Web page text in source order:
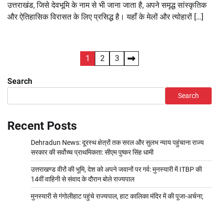
उत्तराखंड, जिसे देवभूमि के नाम से भी जाना जाता है, अपने समृद्ध सांस्कृतिक
और ऐतिहासिक विरासत के लिए प्रसिद्ध है। यहाँ के मेलों और त्योहारों […]
pagination
1 2 3
Search
Search
Recent Posts
Dehradun News: दूरस्थ क्षेत्रों तक सरल और सुलभ न्याय पहुंचाना राज्य
सरकार की सर्वोच्च प्राथमिकता: सीएम पुष्कर सिंह धामी
उत्तराखण्ड वीरों की भूमि, देश को अपने जवानों पर गर्व: मुनस्यारी में ITBP की
14वीं वाहिनी से संवाद के दौरान बोले राज्यपाल
मुनस्यारी से गंगोलीहाट पहुंचे राज्यपाल, हाट कालिका मंदिर में की पूजा-अर्चना;